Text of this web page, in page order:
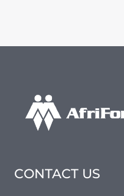
CONTACT US